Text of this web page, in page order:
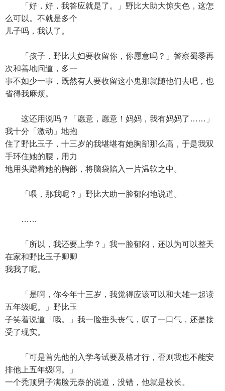
「好，好，我答应就是了。」野比大助大惊失色，这怎
么可以。不就是多个
儿子吗，我认了。
「孩子，野比夫妇要收留你，你愿意吗？」警察蜀黍再
次和善地问道，多一
事不如少一事，既然有人要收留这小鬼那就随他们去吧，也
省得我麻烦。
这还用说吗？「愿意，愿意！妈妈，我有妈妈了……」
我十分「激动」地抱
住了野比玉子，十三岁的我堪堪有她胸部那么高，于是我双
手环住她的腰，用力
地用头蹭着她的胸部，将脑袋陷入一片温软之中。
「喂，那我呢？」野比大助一脸郁闷地说道。
……
「所以，我还要上学？」我一脸郁闷，还以为可以整天
在家和野比玉子卿卿
我我了呢。
「是啊，你今年十三岁，我觉得应该可以和大雄一起读
五年级呢。」野比玉
子笑着说道「哦。」我一脸垂头丧气，叹了一口气，还是接
受了现实。
「可是首先他的入学考试要及格才行，否则我也不能安
排他上五年级啊。」
一个秃顶男子满脸无奈的说道，没错，他就是校长。